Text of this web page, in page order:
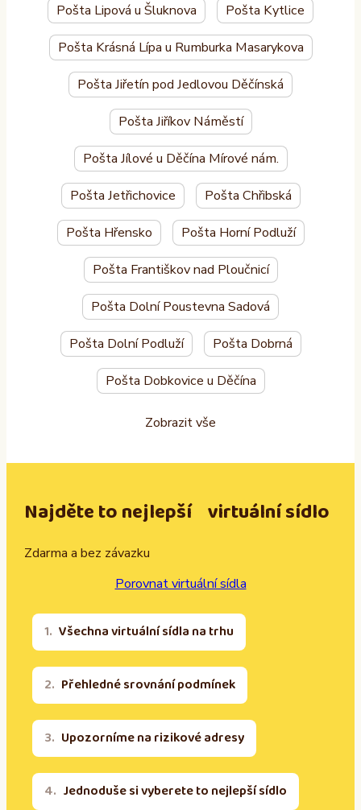
Pošta Lipová u Šluknova Pošta Kytlice
Pošta Krásná Lípa u Rumburka Masarykova
Pošta Jiřetín pod Jedlovou Děčínská
Pošta Jiříkov Náměstí
Pošta Jílové u Děčína Mírové nám.
Pošta Jetřichovice Pošta Chřibská
Pošta Hřensko Pošta Horní Podluží
Pošta Františkov nad Ploučnicí
Pošta Dolní Poustevna Sadová
Pošta Dolní Podluží Pošta Dobrná
Pošta Dobkovice u Děčína
Zobrazit vše
Najděte to nejlepší virtuální sídlo
Zdarma a bez závazku
Porovnat virtuální sídla
Všechna virtuální sídla na trhu
Přehledné srovnání podmínek
Upozorníme na rizikové adresy
Jednoduše si vyberete to nejlepší sídlo